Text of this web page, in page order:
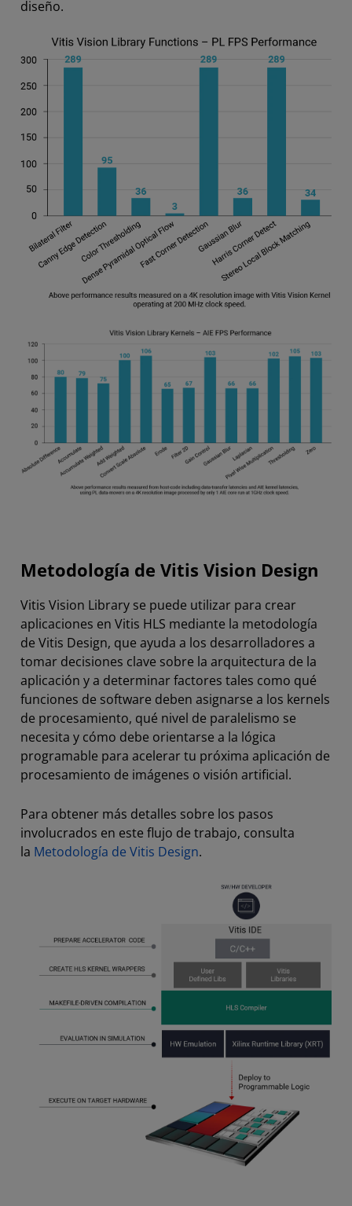
diseño.
Metodología de Vitis Vision Design
Vitis Vision Library se puede utilizar para crear
aplicaciones en Vitis HLS mediante la metodología
de Vitis Design, que ayuda a los desarrolladores a
tomar decisiones clave sobre la arquitectura de la
aplicación y a determinar factores tales como qué
funciones de software deben asignarse a los kernels
de procesamiento, qué nivel de paralelismo se
necesita y cómo debe orientarse a la lógica
programable para acelerar tu próxima aplicación de
procesamiento de imágenes o visión artificial.
Para obtener más detalles sobre los pasos
involucrados en este flujo de trabajo, consulta
la Metodología de Vitis Design.